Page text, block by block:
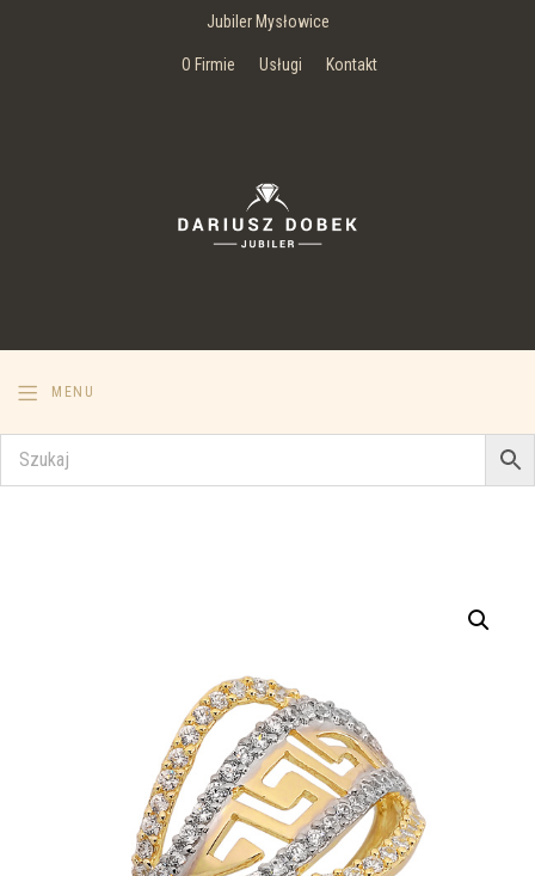
Jubiler Mysłowice
O Firmie Usługi Kontakt
MENU